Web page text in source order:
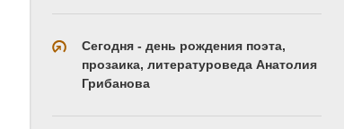
Сегодня - день рождения поэта,
прозаика, литературоведа Анатолия
Грибанова